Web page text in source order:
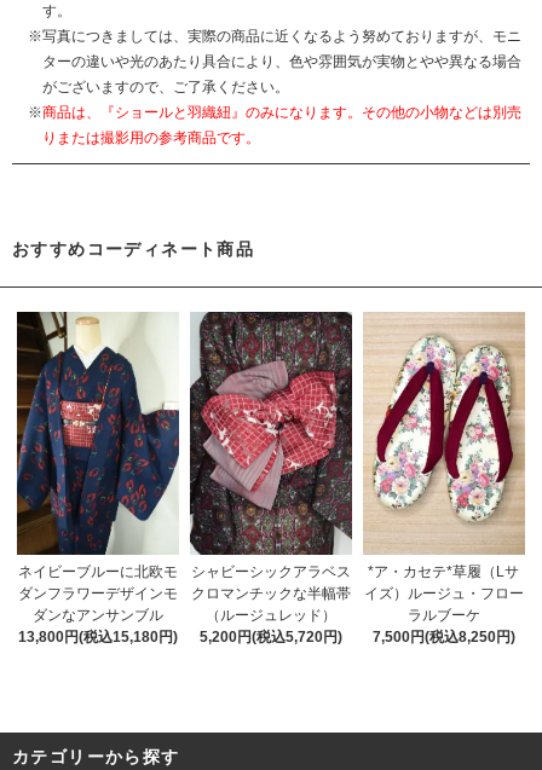
す。
写真につきましては、実際の商品に近くなるよう努めておりますが、モニ
ターの違いや光のあたり具合により、色や雰囲気が実物とやや異なる場合
がございますので、ご了承ください。
商品は、『ショールと羽織紐』のみになります。その他の小物などは別売
りまたは撮影用の参考商品です。
おすすめコーディネート商品
ネイビーブルーに北欧モ
ダンフラワーデザインモ
ダンなアンサンブル
13,800円(税込15,180円)
シャビーシックアラベス
クロマンチックな半幅帯
（ルージュレッド）
5,200円(税込5,720円)
*ア・カセテ*草履（Lサ
イズ）ルージュ・フロー
ラルブーケ
7,500円(税込8,250円)
カテゴリーから探す